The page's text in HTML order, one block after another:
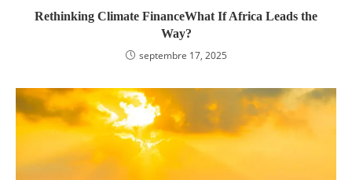
Rethinking Climate FinanceWhat If Africa Leads the
Way?
septembre 17, 2025